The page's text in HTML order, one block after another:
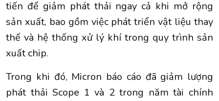
tiến để giảm phát thải ngay cả khi mở rộng
sản xuất, bao gồm việc phát triển vật liệu thay
thế và hệ thống xử lý khí trong quy trình sản
xuất chip.
Trong khi đó, Micron báo cáo đã giảm lượng
phát thải Scope 1 và 2 trong năm tài chính